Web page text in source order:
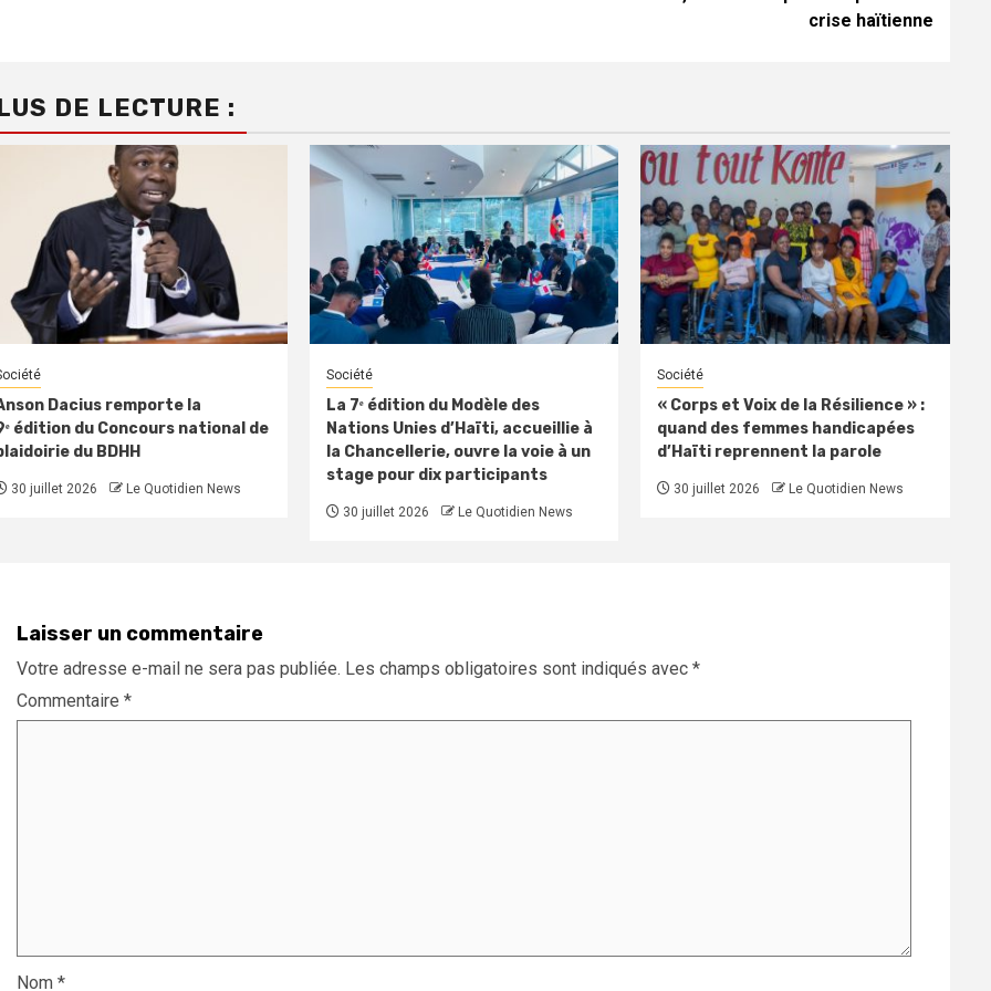
crise haïtienne
DE LECTURE :
Dacius remporte la
édition du Concours national de
du BDHH
30 juillet 2026 Le Quotidien News
Société
La 7ᵉ édition du Modèle des
Nations Unies d’Haïti, accueillie à
la Chancellerie, ouvre la voie à un
stage pour dix participants
30 juillet 2026 Le Quotidien News
Société
« Corps et Voix de la Résilience » :
quand des femmes handicapées
d’Haïti reprennent la parole
30 juillet 2026 Le Quotidien News
Laisser un commentaire
Votre adresse e-mail ne sera pas publiée. Les champs obligatoires sont indiqués avec *
Commentaire *
Nom *